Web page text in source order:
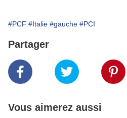
#PCF #Italie #gauche #PCI
Partager
Vous aimerez aussi